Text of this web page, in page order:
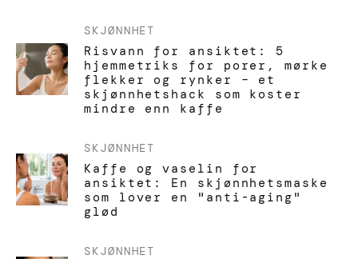
SKJØNNHET
Risvann for ansiktet: 5
hjemmetriks for porer, mørke
flekker og rynker – et
skjønnhetshack som koster
mindre enn kaffe
SKJØNNHET
Kaffe og vaselin for
ansiktet: En skjønnhetsmaske
som lover en "anti-aging"
glød
SKJØNNHET